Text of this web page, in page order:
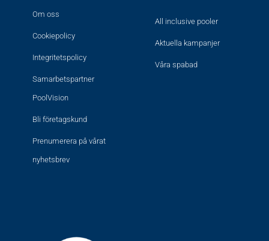
Om oss
Cookiepolicy
Integritetspolicy
Samarbetspartner
PoolVision
Bli företagskund
Prenumerera på vårat
nyhetsbrev
All inclusive pooler
Aktuella kampanjer
Våra spabad